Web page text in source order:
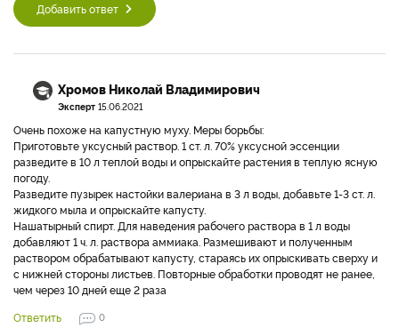
Добавить ответ
Хромов Николай Владимирович
Эксперт 15.06.2021
Очень похоже на капустную муху. Меры борьбы:
Приготовьте уксусный раствор. 1 ст. л. 70% уксусной эссенции
разведите в 10 л теплой воды и опрыскайте растения в теплую ясную
погоду.
Разведите пузырек настойки валериана в 3 л воды, добавьте 1-3 ст. л.
жидкого мыла и опрыскайте капусту.
Нашатырный спирт. Для наведения рабочего раствора в 1 л воды
добавляют 1 ч. л. раствора аммиака. Размешивают и полученным
раствором обрабатывают капусту, стараясь их опрыскивать сверху и
с нижней стороны листьев. Повторные обработки проводят не ранее,
чем через 10 дней еще 2 раза
Ответить
0